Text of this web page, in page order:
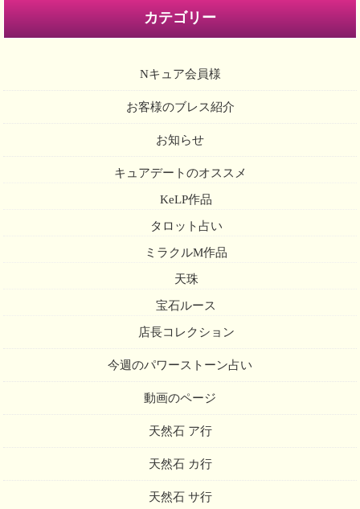
カテゴリー
Nキュア会員様
お客様のブレス紹介
お知らせ
キュアデートのオススメ
KeLP作品
タロット占い
ミラクルM作品
天珠
宝石ルース
店長コレクション
今週のパワーストーン占い
動画のページ
天然石 ア行
天然石 カ行
天然石 サ行